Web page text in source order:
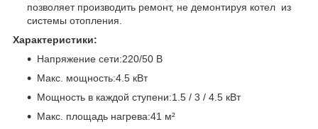
позволяет производить ремонт, не демонтируя котел из
системы отопления.
Характеристики:
Напряжение сети:220/50 В
Макс. мощность:4.5 кВт
Мощность в каждой ступени:1.5 / 3 / 4.5 кВт
Макс. площадь нагрева:41 м²